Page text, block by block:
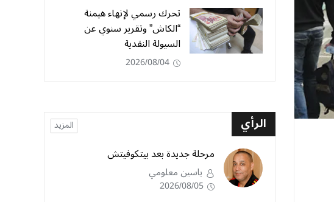
تحرك رسمي لإنهاء هيمنة
“الكاش” وتقرير سنوي عن
السيولة النقدية
2026/08/04
الرأي المزيد
مرحلة جديدة بعد بيتكوفيتش
ياسين معلومي
2026/08/05